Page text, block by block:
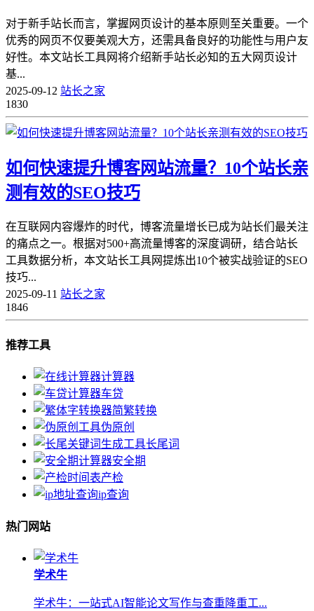
对于新手站长而言，掌握网页设计的基本原则至关重要。一个
优秀的网页不仅要美观大方，还需具备良好的功能性与用户友
好性。本文站长工具网将介绍新手站长必知的五大网页设计
基...
2025-09-12 站长之家
1830
如何快速提升博客网站流量？10个站长亲
测有效的SEO技巧
在互联网内容爆炸的时代，博客流量增长已成为站长们最关注
的痛点之一。根据对500+高流量博客的深度调研，结合站长
工具数据分析，本文站长工具网提炼出10个被实战验证的SEO
技巧...
2025-09-11 站长之家
1846
推荐工具
计算器
车贷
简繁转换
伪原创
长尾词
安全期
产检
ip查询
热门网站
学术牛
学术牛：一站式AI智能论文写作与查重降重工...